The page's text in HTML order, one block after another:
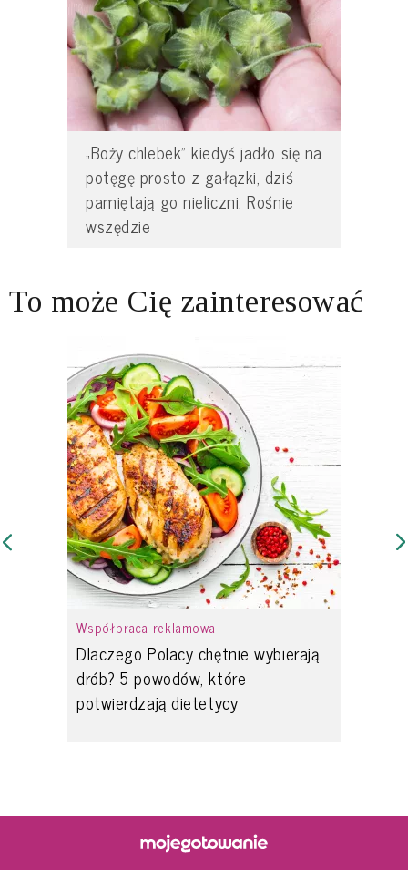
„Boży chlebek” kiedyś jadło się na
potęgę prosto z gałązki, dziś
pamiętają go nieliczni. Rośnie
wszędzie
To może Cię zainteresować
Współpraca reklamowa
Dlaczego Polacy chętnie wybierają
drób? 5 powodów, które
potwierdzają dietetycy